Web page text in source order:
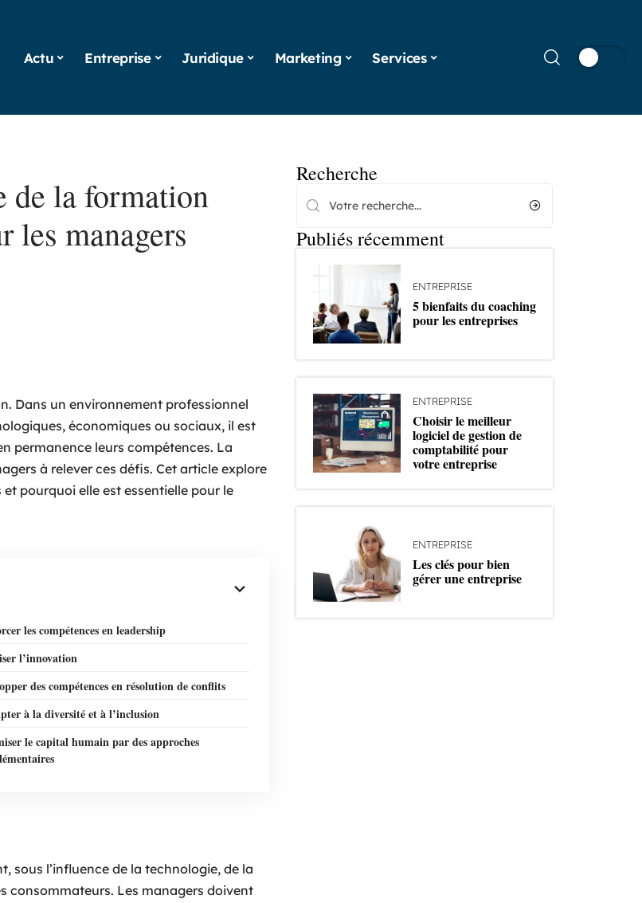
Actu Entreprise Juridique Marketing Services
de la formation
les managers
Dans un environnement professionnel
économiques ou sociaux, il est
permanence leurs compétences. La
à relever ces défis. Cet article explore
pourquoi elle est essentielle pour le
les compétences en leadership
l’innovation
des compétences en résolution de conflits
à la diversité et à l’inclusion
le capital humain par des approches
sous l’influence de la technologie, de la
consommateurs. Les managers doivent
Recherche
Publiés récemment
ENTREPRISE
5 bienfaits du coaching
pour les entreprises
ENTREPRISE
Choisir le meilleur
logiciel de gestion de
comptabilité pour
votre entreprise
ENTREPRISE
Les clés pour bien
gérer une entreprise